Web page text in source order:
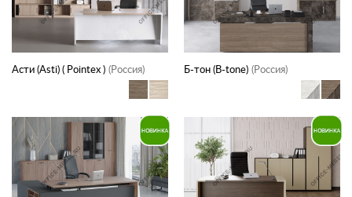
Асти (Asti) ( Pointex ) (Россия) Б-тон (B-tone) (Россия)